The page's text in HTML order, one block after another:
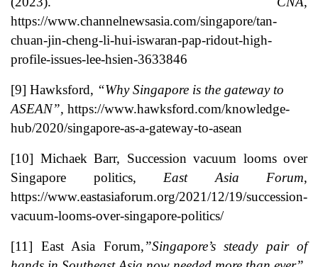
https://www.channelnewsasia.com/singapore/tan-
chuan-jin-cheng-li-hui-iswaran-pap-ridout-high-
profile-issues-lee-hsien-3633846
[9] Hawksford, “Why Singapore is the gateway to
ASEAN”, https://www.hawksford.com/knowledge-
hub/2020/singapore-as-a-gateway-to-asean
[10] Michaek Barr, Succession vacuum looms over
Singapore politics, East Asia Forum,
https://www.eastasiaforum.org/2021/12/19/succession-
vacuum-looms-over-singapore-politics/
[11] East Asia Forum,”Singapore’s steady pair of